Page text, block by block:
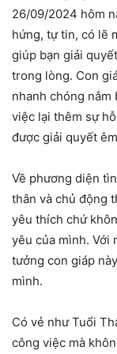
26/09/2024 hôm
hứng, tự tin, có lẽ
giúp bạn giải
trong lòng. Con
nhanh chóng
việc lại thêm sự
được giải quyết
Về phương diện
thân và chủ động
yêu thích chứ
yêu của mình. Với
tưởng con giáp
mình.
Có vẻ như Tuổi
công việc mà